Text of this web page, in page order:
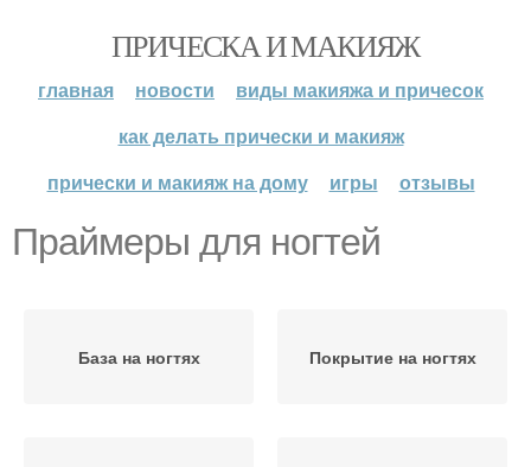
ПРИЧЕСКА И МАКИЯЖ
главная новости
виды макияжа и причесок
как делать прически и макияж
прически и макияж на дому
игры отзывы
Праймеры для ногтей
База на ногтях Покрытие на ногтях